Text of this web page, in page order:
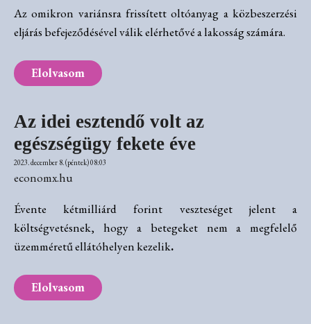
Az omikron variánsra frissített oltóanyag a közbeszerzési
eljárás befejeződésével válik elérhetővé a lakosság számára.
Elolvasom
Az idei esztendő volt az
egészségügy fekete éve
2023. december 8. (péntek) 08:03
economx.hu
Évente kétmilliárd forint veszteséget jelent a
költségvetésnek, hogy a betegeket nem a megfelelő
üzemméretű ellátóhelyen kezelik.
Elolvasom